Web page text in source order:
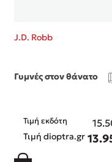
J.D. Robb
Γυμνές στον θάνατο
Τιμή εκδότη
Τιμή dioptra.gr